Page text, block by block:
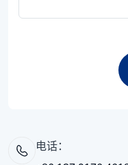
电话：